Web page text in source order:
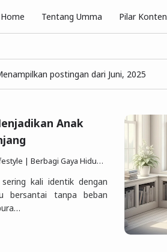
Home Tentang Umma Pilar Konten
postingan dari Juni, 2025
Anak
Gaya Hidup Sesuai Quran Sunnah
kali identik dengan
bersantai tanpa beban